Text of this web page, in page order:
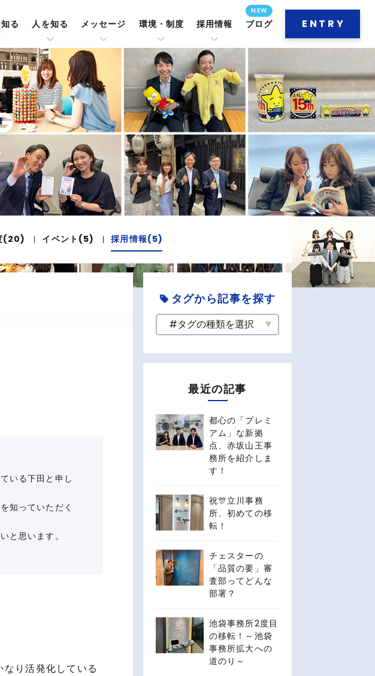
る 人を知る メッセージ 環境・制度 採用情報 ブログ ENTRY
(20) イベント(5) 採用情報(5)
いる下田と申し
知っていただく
と思います。
り活発化している
タグから記事を探す
最近の記事
都心の「プレミ
アム」な新拠
点、赤坂山王事
務所を紹介しま
す！
祝🎊立川事務
所、初めての移
転！
チェスターの
「品質の要」審
査部ってどんな
部署？
池袋事務所2度目
の移転！～池袋
事務所拡大への
道のり～